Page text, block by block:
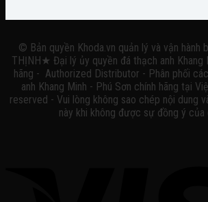
© Bản quyền Khoda.vn quản lý và vận hành
THỊNH★ Đại lý ủy quyền đá thạch anh Khang
hãng - Authorized Distributor - Phân phối
anh Khang Minh - Phú Sơn chính hãng tại
reserved - Vui lòng không sao chép nội dung
này khi không được sự đồng ý của